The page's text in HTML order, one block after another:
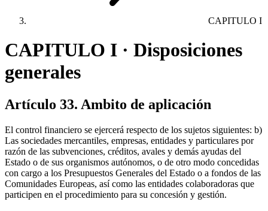
CAPITULO I
CAPITULO I · Disposiciones
generales
Artículo 33. Ambito de aplicación
El control financiero se ejercerá respecto de los sujetos siguientes: b)
Las sociedades mercantiles, empresas, entidades y particulares por
razón de las subvenciones, créditos, avales y demás ayudas del
Estado o de sus organismos autónomos, o de otro modo concedidas
con cargo a los Presupuestos Generales del Estado o a fondos de las
Comunidades Europeas, así como las entidades colaboradoras que
participen en el procedimiento para su concesión y gestión.